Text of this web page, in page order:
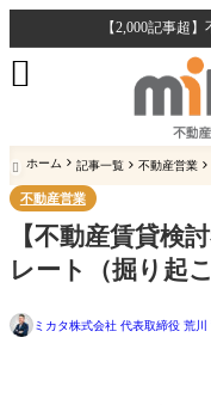
【2,000記事超

 ホーム 記事一覧 不動産営業
不動産営業
【不動産賃貸検
レート（掘り起
ミカタ株式会社 代表取締役 荒川